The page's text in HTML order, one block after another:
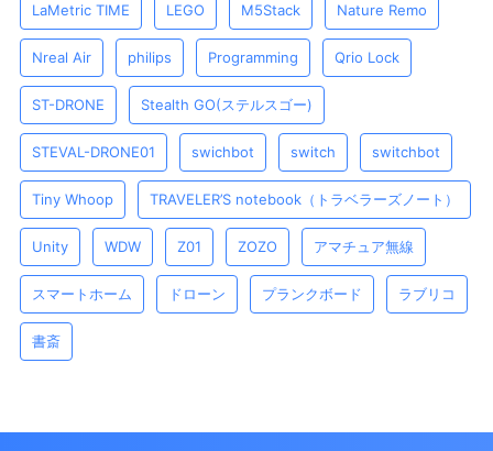
LaMetric TIME LEGO M5Stack Nature Remo
Nreal Air philips Programming Qrio Lock
ST-DRONE Stealth GO(ステルスゴー)
STEVAL-DRONE01 swichbot switch switchbot
Tiny Whoop TRAVELER’S notebook（トラベラーズノート）
Unity WDW Z01 ZOZO アマチュア無線
スマートホーム ドローン プランクボード ラブリコ
書斎